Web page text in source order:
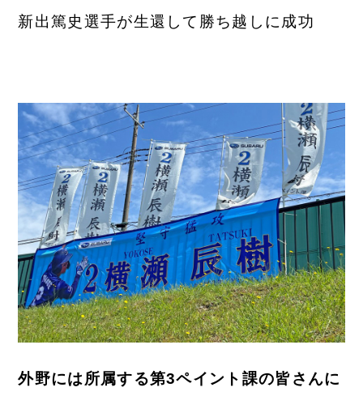
新出篤史選手が生還して勝ち越しに成功
外野には所属する第3ペイント課の皆さんに